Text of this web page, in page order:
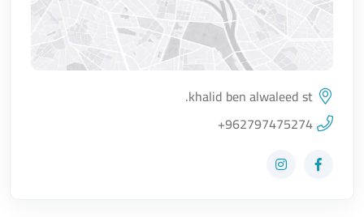
اضغط لتحميل الموقع
khalid ben alwaleed st.
+962797475274
زيارة حساب المتجر على Facebook-f
زيارة حساب المتجر على Instagram